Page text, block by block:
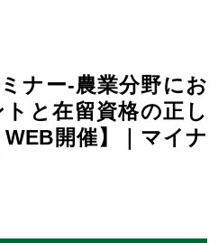
ナー‐農業分野にお
と在留資格の正し
開催】｜マイナ